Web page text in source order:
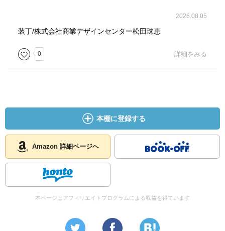
2026.08.05
装丁/株式会社商業デザインセンター松田珠恵
0 詳細をみる
本棚に登録する
Amazon 詳細ページへ
本ページはアフィリエイトプログラムによる収益を得ています